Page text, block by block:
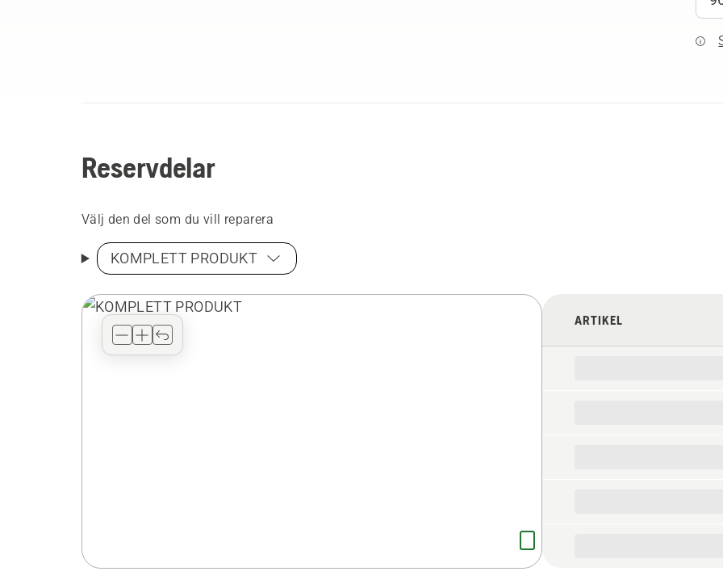
Reservdelar
Välj den del som du vill reparera
KOMPLETT PRODUKT
ARTIKEL